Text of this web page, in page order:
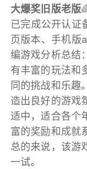
大爆奖旧版老版
已完成公开认证
页版本、手机版
编游戏分析总结
有丰富的玩法和
同的挑战和乐趣
造出良好的游戏
适中，适合各个
富的奖励和成就
总的来说，该游
一试。